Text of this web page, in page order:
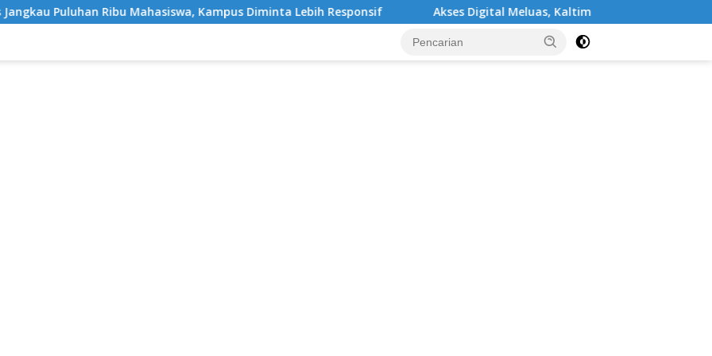
Kampus Diminta Lebih Responsif Akses Digital Meluas, Kaltim Targetkan Desa Terpencil Segera Nikmati